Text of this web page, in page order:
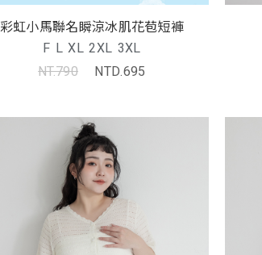
彩虹小馬聯名瞬涼冰肌花苞短褲
F L XL 2XL 3XL
NT.790
NTD.695